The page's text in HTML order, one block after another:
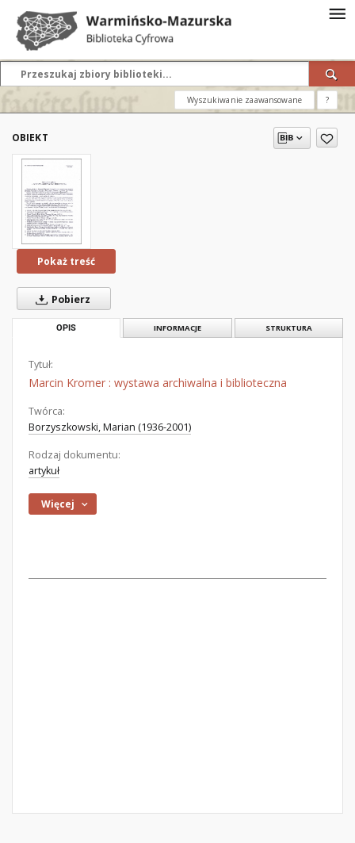
Wyszukiwanie zaawansowane ?
OBIEKT
Pokaż treść
Pobierz
OPIS INFORMACJE STRUKTURA
Tytuł:
Marcin Kromer : wystawa archiwalna i biblioteczna
Twórca:
Borzyszkowski, Marian (1936-2001)
Rodzaj dokumentu:
artykuł
Więcej